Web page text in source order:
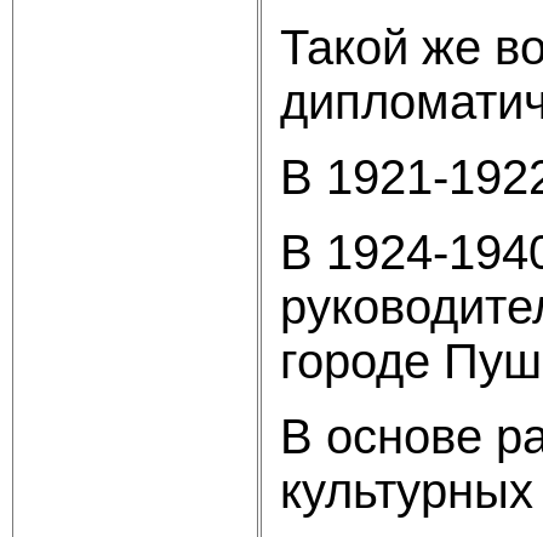
Такой же
В 1921-
В 1924-
городе
В основе